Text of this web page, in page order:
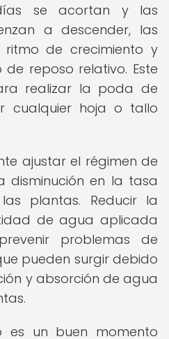
se acortan y las
a descender, las
de crecimiento y
reposo relativo. Este
realizar la poda de
cualquier hoja o tallo
ajustar el régimen de
disminución en la tasa
plantas. Reducir la
de agua aplicada
problemas de
pueden surgir debido
y absorción de agua
es un buen momento